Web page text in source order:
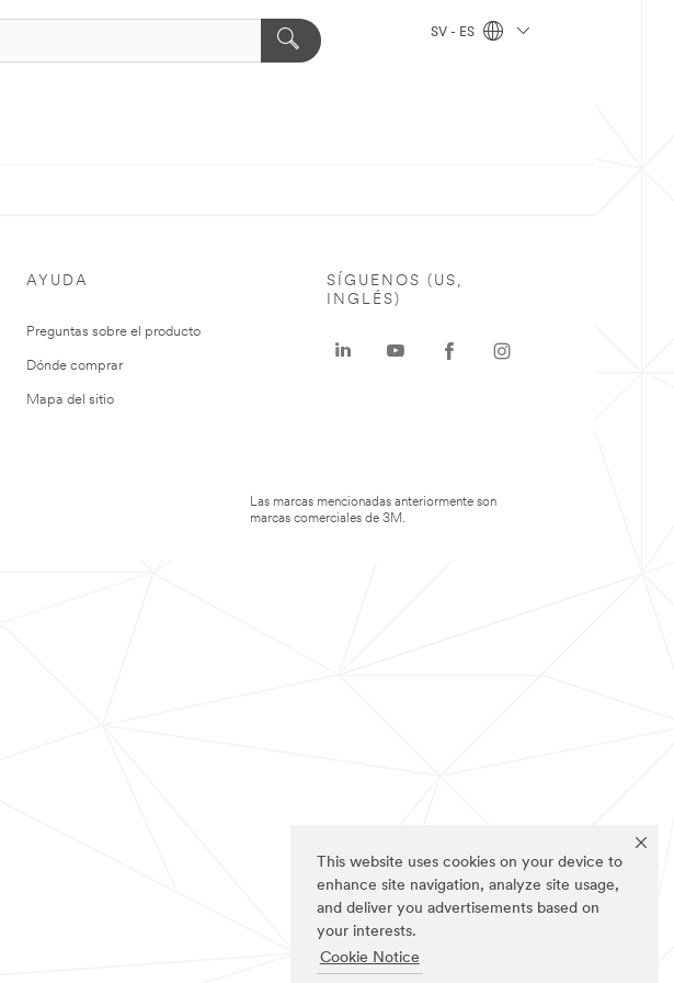
This website uses cookies on your device to
enhance site navigation, analyze site usage,
and deliver you advertisements based on
your interests.
Cookie Notice
SV - ES
AYUDA
Preguntas sobre el producto
Dónde comprar
Mapa del sitio
SÍGUENOS (US,
INGLÉS)
Las marcas mencionadas anteriormente son
marcas comerciales de 3M.